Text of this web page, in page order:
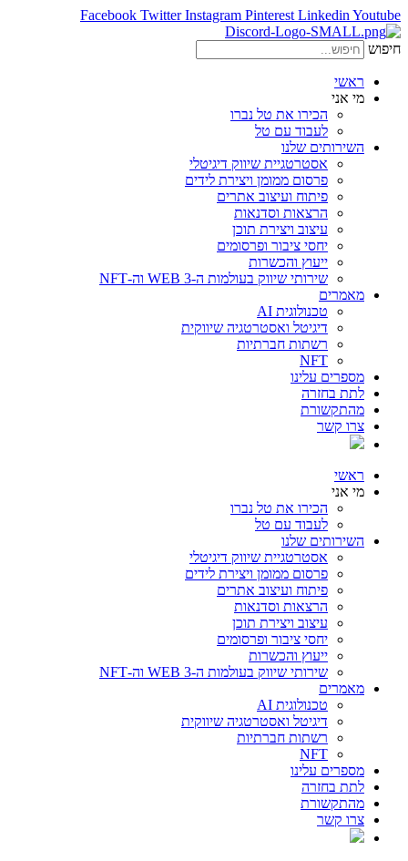
Facebook Twitter Instagram Pinterest Linkedin Youtube
חיפוש
ראשי
מי אני
הכירו את טל נברו
לעבוד עם טל
השירותים שלנו
אסטרטגיית שיווק דיגיטלי
פרסום ממומן ויצירת לידים
פיתוח ועיצוב אתרים
הרצאות וסדנאות
עיצוב ויצירת תוכן
יחסי ציבור ופרסומים
ייעוץ והכשרות
שירותי שיווק בעולמות ה-WEB 3 וה-NFT
מאמרים
טכנולוגית AI
דיגיטל ואסטרטגיה שיווקית
רשתות חברתיות
NFT
מספרים עלינו
לתת בחזרה
מהתקשורת
צרו קשר
ראשי
מי אני
הכירו את טל נברו
לעבוד עם טל
השירותים שלנו
אסטרטגיית שיווק דיגיטלי
פרסום ממומן ויצירת לידים
פיתוח ועיצוב אתרים
הרצאות וסדנאות
עיצוב ויצירת תוכן
יחסי ציבור ופרסומים
ייעוץ והכשרות
שירותי שיווק בעולמות ה-WEB 3 וה-NFT
מאמרים
טכנולוגית AI
דיגיטל ואסטרטגיה שיווקית
רשתות חברתיות
NFT
מספרים עלינו
לתת בחזרה
מהתקשורת
צרו קשר